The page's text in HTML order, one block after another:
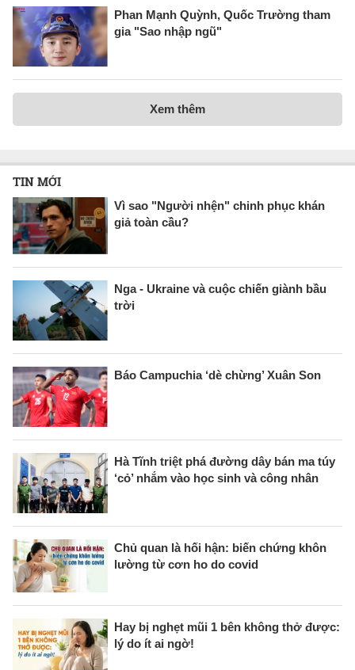
Phan Mạnh Quỳnh, Quốc Trường tham
gia "Sao nhập ngũ"
Xem thêm
TIN MỚI
Vì sao "Người nhện" chinh phục khán
giả toàn cầu?
Nga - Ukraine và cuộc chiến giành bầu
trời
Báo Campuchia ‘dè chừng’ Xuân Son
Hà Tĩnh triệt phá đường dây bán ma túy
‘cỏ’ nhắm vào học sinh và công nhân
Chủ quan là hối hận: biến chứng khôn
lường từ cơn ho do covid
Hay bị nghẹt mũi 1 bên không thở được:
lý do ít ai ngờ!